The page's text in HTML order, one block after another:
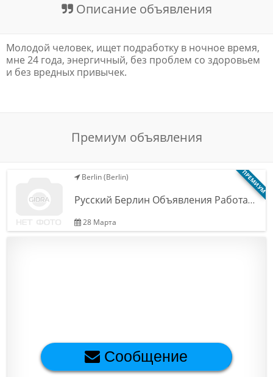
Цены на услуги
Описание объявления
Молодой человек, ищет подработку в ночное время,
мне 24 года, энергичный, без проблем со здоровьем
и без вредных привычек.
Премиум объявления
ПРЕМИУМ
Berlin (Berlin)
Русский Берлин Объявления Работа…
28 Марта
Сообщение